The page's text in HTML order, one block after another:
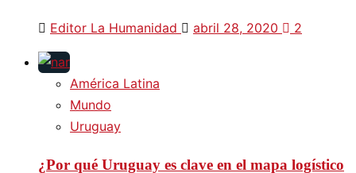
Editor La Humanidad abril 28, 2020 2
América Latina
Mundo
Uruguay
¿Por qué Uruguay es clave en el mapa logístico